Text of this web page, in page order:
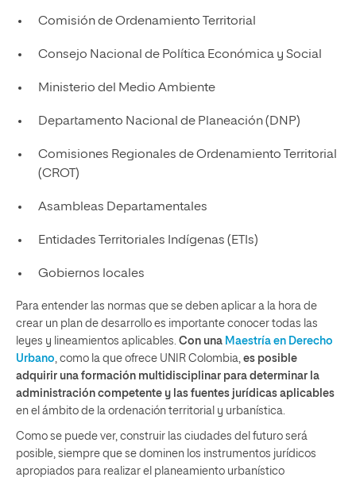
Comisión de Ordenamiento Territorial
Consejo Nacional de Política Económica y Social
Ministerio del Medio Ambiente
Departamento Nacional de Planeación (DNP)
Comisiones Regionales de Ordenamiento Territorial
(CROT)
Asambleas Departamentales
Entidades Territoriales Indígenas (ETIs)
Gobiernos locales
Para entender las normas que se deben aplicar a la hora de
crear un plan de desarrollo es importante conocer todas las
leyes y lineamientos aplicables. Con una Maestría en Derecho
Urbano, como la que ofrece UNIR Colombia, es posible
adquirir una formación multidisciplinar para determinar la
administración competente y las fuentes jurídicas aplicables
en el ámbito de la ordenación territorial y urbanística.
Como se puede ver, construir las ciudades del futuro será
posible, siempre que se dominen los instrumentos jurídicos
apropiados para realizar el planeamiento urbanístico